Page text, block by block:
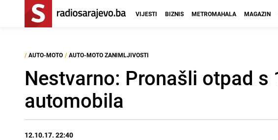
VIJESTI BIZNIS METROMAHALA MAGAZIN
/ AUTO-MOTO / AUTO-MOTO ZANIMLJIVOSTI
Nestvarno: Pronašli otpad
automobila
12.10.17. 22:40